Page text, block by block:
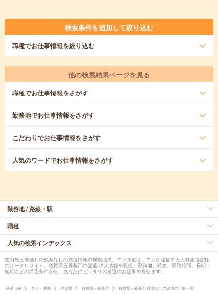
検索条件を追加して絞り込む
職種でお仕事情報を絞り込む
他の検索結果ページを見る
職種でお仕事情報をさがす
勤務地でお仕事情報をさがす
こだわりでお仕事情報をさがす
人気のワードでお仕事情報をさがす
勤務地 / 路線・駅
職種
人気の検索インデックス
佐賀県三養基郡の残業なしの派遣情報の検索結果。エン派遣は、エンが運営する人材派遣会社
のポータルサイト。佐賀県三養基郡の派遣/求人情報を職種、勤務地、時給、勤務時間、長期・
短期などの希望条件から、あなたにピッタリの派遣のお仕事を探せます。
派遣TOP 九州・沖縄 佐賀県 佐賀県三養基郡 佐賀県三養基郡 残業なしの派遣の仕事一覧